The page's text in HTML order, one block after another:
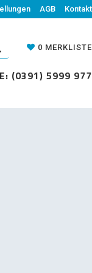
Kontakt
MERKLISTE
5999 977
AGB Kontakt
0 MERKLISTE
(0391) 5999 977